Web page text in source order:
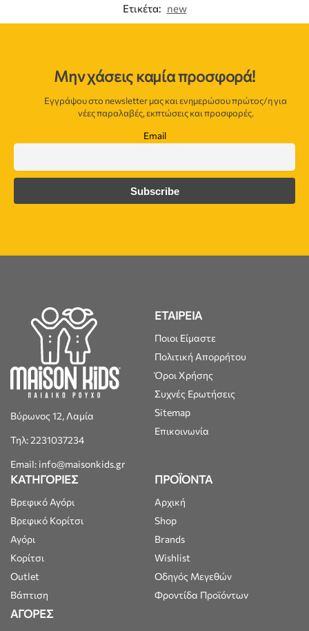
Ετικέτα: new
Μην χάσεις καμία προσφορά!
Εγγράψου στο newsletter μας και ενημερώσου πρώτος/η για
νέες παραλαβές, εκπτώσεις και προσφορές.
Email
Βύρωνος 12, Λαμία
Τηλ: 2231037234
Email: info@maisonkids.gr
ΕΤΑΙΡΕΙΑ
Ποιοι Είμαστε
Πολιτική Απορρήτου
Όροι Χρήσης
Συχνές Ερωτήσεις
Sitemap
Επικοινωνία
ΚΑΤΗΓΟΡΙΕΣ
Βρεφικό Αγόρι
Βρεφικό Κορίτσι
Αγόρι
Κορίτσι
Outlet
Βάπτιση
ΠΡΟΪΟΝΤΑ
Αρχική
Shop
Brands
Wishlist
Οδηγός Μεγεθών
Φροντίδα Προϊόντων
ΑΓΟΡΕΣ